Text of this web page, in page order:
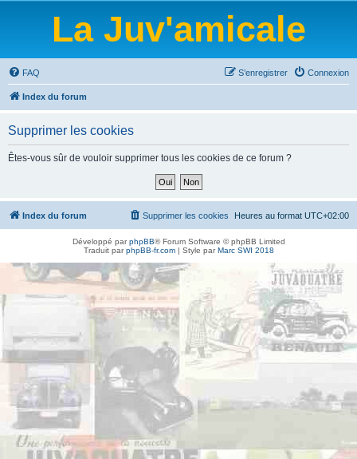
La Juv'amicale
FAQ Connexion
S’enregistrer
Index du forum
Supprimer les cookies
Êtes-vous sûr de vouloir supprimer tous les cookies de ce forum ?
Index du forum Heures au format UTC+02:00
Supprimer les cookies
Développé parphpBB® Forum Software © phpBB Limited
Traduit parphpBB-fr.com| Style parMarc SWI 2018